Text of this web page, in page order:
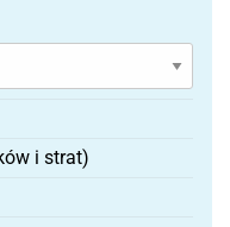
i strat)